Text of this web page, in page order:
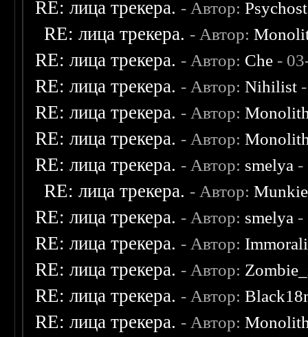
RE: лица трекера. - Автор:
RE: лица трекера. - Автор:
RE: лица трекера. - Автор: Che -
RE: лица трекера. - Автор:Nihilist
RE: лица трекера. - Автор:
RE: лица трекера. - Автор:
RE: лица трекера. - Автор: smelya -
RE: лица трекера. - Автор:Munkie
RE: лица трекера. - Автор: smelya -
RE: лица трекера. - Автор:
RE: лица трекера. - Автор:
RE: лица трекера. - Автор:
RE: лица трекера. - Автор: